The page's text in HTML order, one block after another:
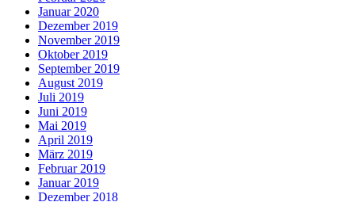
Januar 2020
Dezember 2019
November 2019
Oktober 2019
September 2019
August 2019
Juli 2019
Juni 2019
Mai 2019
April 2019
März 2019
Februar 2019
Januar 2019
Dezember 2018